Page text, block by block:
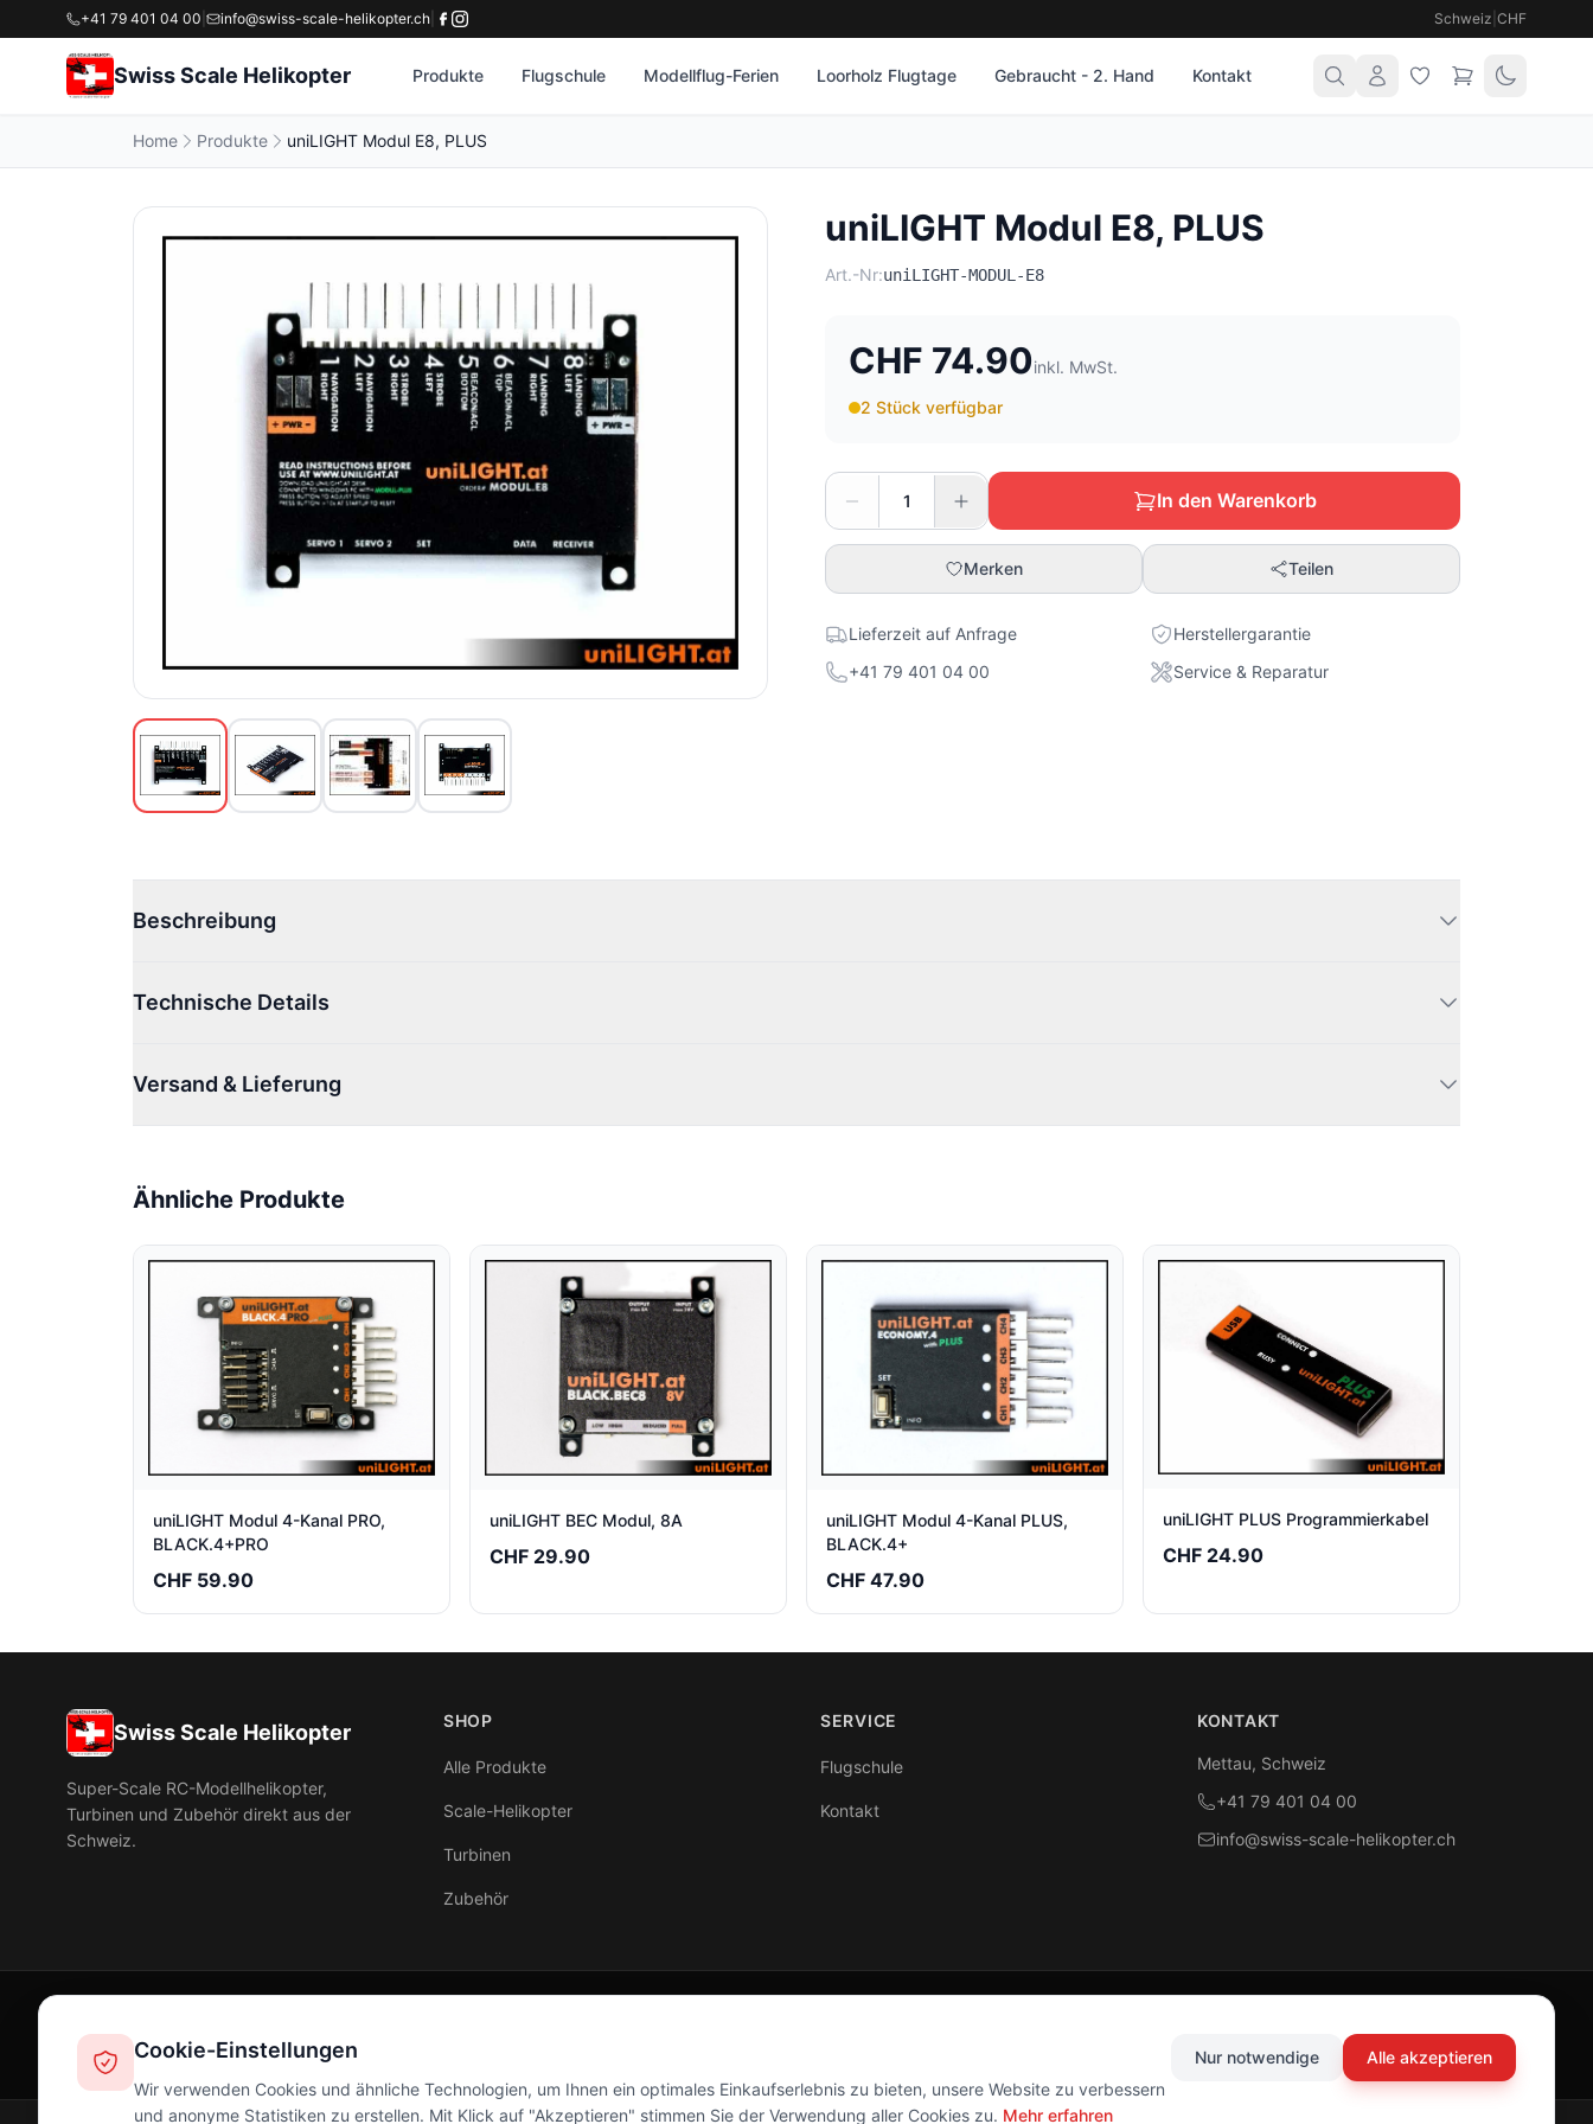
+41 79 401 04 00 info@swiss-scale-helikopter.ch Schweiz CHF
Swiss Scale Helikopter Produkte Flugschule Modellflug-Ferien Loorholz Flugtage Gebraucht - 2. Hand Kontakt
Home Produkte uniLIGHT Modul E8, PLUS
uniLIGHT Modul E8, PLUS
Art.-Nr:uniLIGHT-MODUL-E8
CHF 74.90inkl. MwSt.
2 Stück verfügbar
In den Warenkorb
Merken Teilen
Lieferzeit auf Anfrage
Herstellergarantie
+41 79 401 04 00
Service & Reparatur
Beschreibung
Technische Details
Versand & Lieferung
Ähnliche Produkte
uniLIGHT Modul 4-Kanal PRO,
BLACK.4+PRO
CHF 59.90
uniLIGHT BEC Modul, 8A
CHF 29.90
uniLIGHT Modul 4-Kanal PLUS,
BLACK.4+
CHF 47.90
uniLIGHT PLUS Programmierkabel
CHF 24.90
Swiss Scale Helikopter
Super-Scale RC-Modellhelikopter,
Turbinen und Zubehör direkt aus der
Schweiz.
SHOP
Alle Produkte
Scale-Helikopter
Turbinen
Zubehör
SERVICE
Flugschule
Kontakt
KONTAKT
Mettau, Schweiz
+41 79 401 04 00
info@swiss-scale-helikopter.ch
Cookie-Einstellungen
Wir verwenden Cookies und ähnliche Technologien, um Ihnen ein optimales Einkaufserlebnis zu bieten, unsere Website zu verbessern
und anonyme Statistiken zu erstellen. Mit Klick auf "Akzeptieren" stimmen Sie der Verwendung aller Cookies zu. Mehr erfahren
Nur notwendige Alle akzeptieren